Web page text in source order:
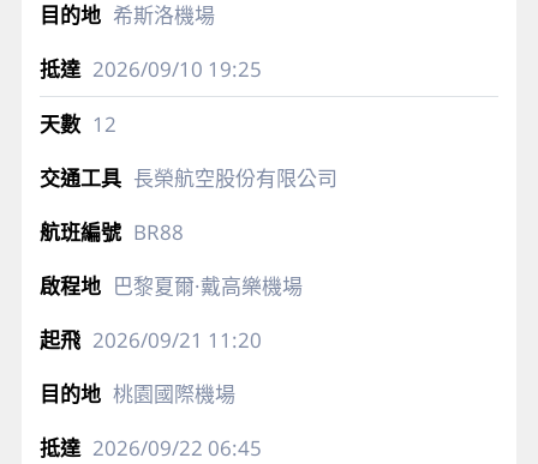
希斯洛機場
2026/09/10 19:25
12
長榮航空股份有限公司
BR88
巴黎夏爾·戴高樂機場
2026/09/21 11:20
桃園國際機場
2026/09/22 06:45